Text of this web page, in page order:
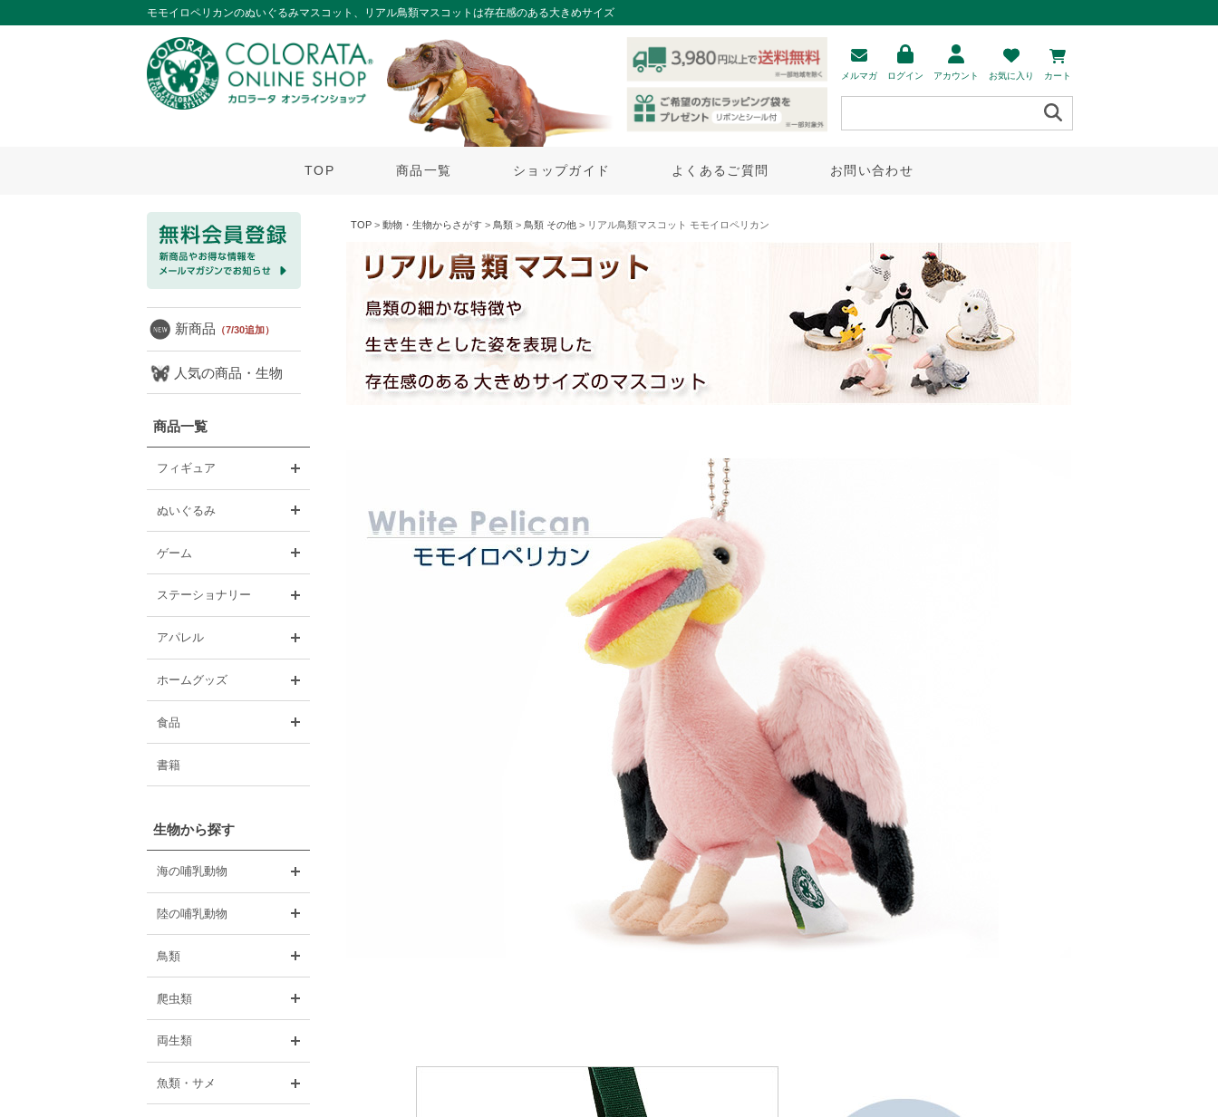
モモイロペリカンのぬいぐるみマスコット、リアル鳥類マスコットは存在感のある大きめサイズ
メルマガ ログイン アカウント お気に入り カート
TOP 商品一覧 ショップガイド よくあるご質問 お問い合わせ
新商品 （7/30追加）
人気の商品・生物
商品一覧
フィギュア
ぬいぐるみ
ゲーム
ステーショナリー
アパレル
ホームグッズ
食品
書籍
生物から探す
海の哺乳動物
陸の哺乳動物
鳥類
爬虫類
両生類
魚類・サメ
TOP > 動物・生物からさがす > 鳥類 > 鳥類 その他 > リアル鳥類マスコット モモイロペリカン